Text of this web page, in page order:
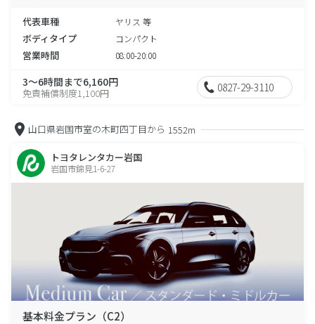
代表車種 ヤリス 等
ボディタイプ コンパクト
営業時間 08:00-20:00
3～6時間まで6,160円
免責補償制度1,100円 0827-29-3110
山口県岩国市室の木町四丁目から 1552m
トヨタレンタカー岩国
岩国市錦見1-6-27
基本料金プラン（C2）